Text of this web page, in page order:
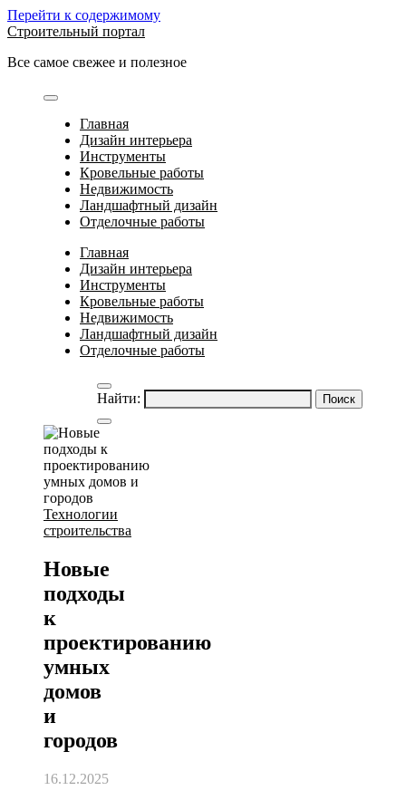
Перейти к содержимому
Строительный портал
Все самое свежее и полезное
Главная
Дизайн интерьера
Инструменты
Кровельные работы
Недвижимость
Ландшафтный дизайн
Отделочные работы
Главная
Дизайн интерьера
Инструменты
Кровельные работы
Недвижимость
Ландшафтный дизайн
Отделочные работы
Найти:
Технологии
строительства
Новые
подходы
к
проектированию
умных
домов
и
городов
16.12.2025